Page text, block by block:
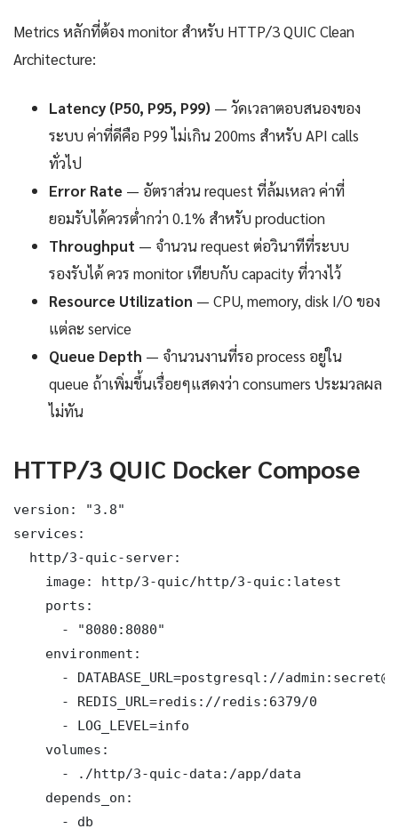
Metrics หลักที่ต้อง monitor สำหรับ HTTP/3 QUIC Clean
Architecture:
Latency (P50, P95, P99) — วัดเวลาตอบสนองของ
ระบบ ค่าที่ดีคือ P99 ไม่เกิน 200ms สำหรับ API calls
ทั่วไป
Error Rate — อัตราส่วน request ที่ล้มเหลว ค่าที่
ยอมรับได้ควรต่ำกว่า 0.1% สำหรับ production
Throughput — จำนวน request ต่อวินาทีที่ระบบ
รองรับได้ ควร monitor เทียบกับ capacity ที่วางไว้
Resource Utilization — CPU, memory, disk I/O ของ
แต่ละ service
Queue Depth — จำนวนงานที่รอ process อยู่ใน
queue ถ้าเพิ่มขึ้นเรื่อยๆแสดงว่า consumers ประมวลผล
ไม่ทัน
HTTP/3 QUIC Docker Compose
version: "3.8"
services:
  http/3-quic-server:
    image: http/3-quic/http/3-quic:latest
    ports:
      - "8080:8080"
    environment:
- DATABASE_URL=postgresql://
      - REDIS_URL=redis://redis:6379/0
      - LOG_LEVEL=info
    volumes:
      - ./http/3-quic-data:/app/data
    depends_on:
      - db